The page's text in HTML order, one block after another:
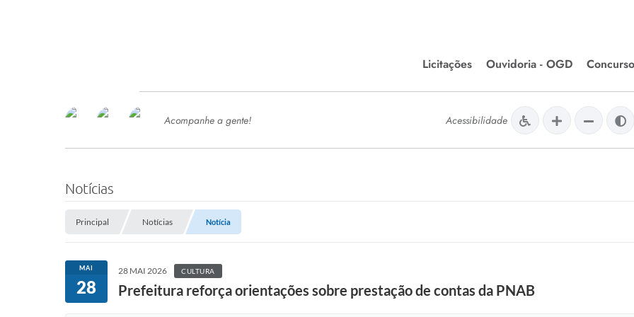
Licitações
Editais de Licitações
Chamamentos Públicos
Ouvidoria - OGD
SERVIÇOS
SEMED
Processo de Contratação -
Concursos e Processos Seletivos
Esporte
Meio Ambiente
Acompanhe a gente! Acessibilidade
Notícias
Principal Notícias Notícia
MAI
28
28 MAI 2026 CULTURA
Prefeitura reforça orientações sobre prestação de contas da PNAB